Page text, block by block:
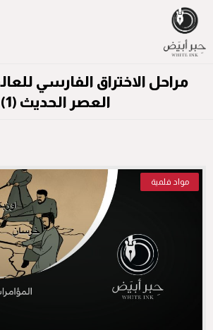
مراحل الاختراق الفارسي
العصر الحديث (1)
مواد فلمية